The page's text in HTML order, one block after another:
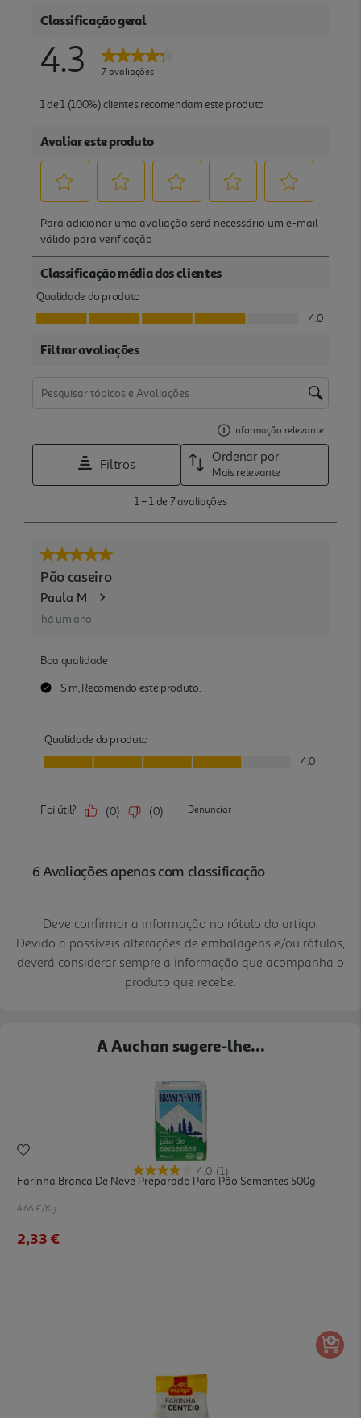
Deve confirmar a informação no rótulo do artigo.
Devido a possíveis alterações de embalagens e/ou rótulos,
deverá considerar sempre a informação que acompanha o
produto que recebe.
A Auchan sugere-lhe...
4.0 (1)
Farinha Branca De Neve Preparado Para Pão Sementes 500g
4.66 €/Kg
2,33 €